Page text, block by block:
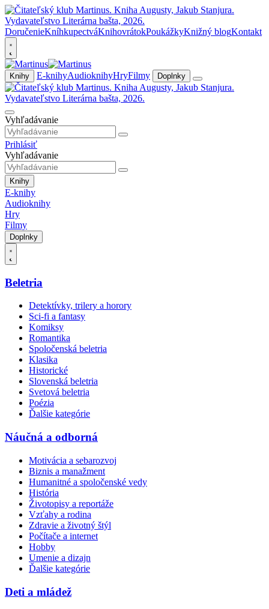
DoručenieKníhkupectváKnihovrátokPoukážkyKnižný blogKontakt
Knihy E-knihyAudioknihyHryFilmy Doplnky
Vyhľadávanie
Prihlásiť
Vyhľadávanie
Knihy
E-knihy
Audioknihy
Hry
Filmy
Doplnky
Beletria
Detektívky, trilery a horory
Sci-fi a fantasy
Komiksy
Romantika
Spoločenská beletria
Klasika
Historické
Slovenská beletria
Svetová beletria
Poézia
Ďalšie kategórie
Náučná a odborná
Motivácia a sebarozvoj
Biznis a manažment
Humanitné a spoločenské vedy
História
Životopisy a reportáže
Vzťahy a rodina
Zdravie a životný štýl
Počítače a internet
Hobby
Umenie a dizajn
Ďalšie kategórie
Deti a mládež